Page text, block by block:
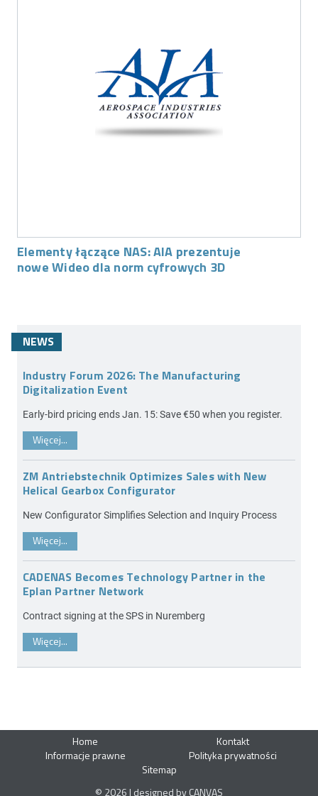
Elementy łączące NAS: AIA prezentuje
nowe Wideo dla norm cyfrowych 3D
NEWS
Industry Forum 2026: The Manufacturing
Digitalization Event
Early-bird pricing ends Jan. 15: Save €50 when you register.
Więcej...
ZM Antriebstechnik Optimizes Sales with New
Helical Gearbox Configurator
New Configurator Simplifies Selection and Inquiry Process
Więcej...
CADENAS Becomes Technology Partner in the
Eplan Partner Network
Contract signing at the SPS in Nuremberg
Więcej...
Home
Kontakt
Informacje prawne
Polityka prywatności
Sitemap
© 2026 | designed by CANVAS